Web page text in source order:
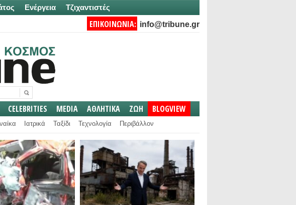
Ενέργεια Τζιχαντιστές
ΕΠΙΚΟΙΝΩΝΙΑ: info@tribune.gr
CELEBRITIES MEDIA ΑΘΛΗΤΙΚΑ ΖΩΗ BLOGVIEW
Ιατρικά Ταξίδι Τεχνολογία Περιβάλλον